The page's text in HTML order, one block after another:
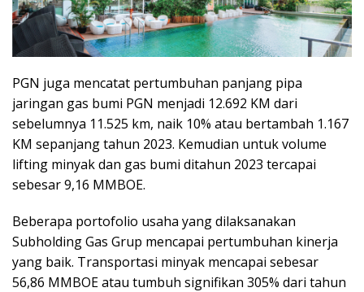
PGN juga mencatat pertumbuhan panjang pipa
jaringan gas bumi PGN menjadi 12.692 KM dari
sebelumnya 11.525 km, naik 10% atau bertambah 1.167
KM sepanjang tahun 2023. Kemudian untuk volume
lifting minyak dan gas bumi ditahun 2023 tercapai
sebesar 9,16 MMBOE.
Beberapa portofolio usaha yang dilaksanakan
Subholding Gas Grup mencapai pertumbuhan kinerja
yang baik. Transportasi minyak mencapai sebesar
56,86 MMBOE atau tumbuh signifikan 305% dari tahun